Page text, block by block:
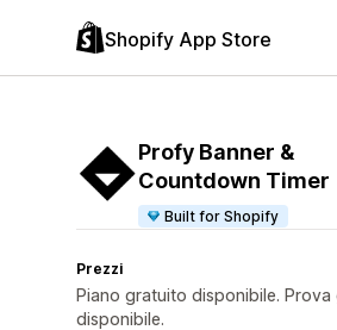
Shopify App Store
Profy Banner &
Countdown Timer
Built for Shopify
Prezzi
Piano gratuito disponibile. Prova
disponibile.